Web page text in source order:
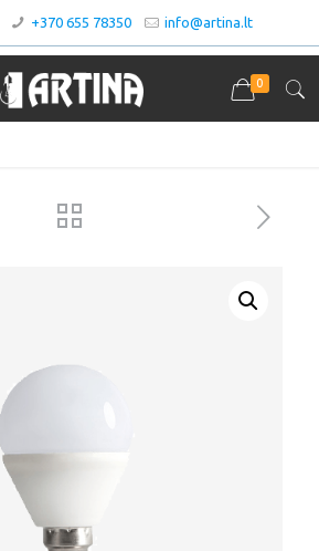
+370 655 78350 info@artina.lt
0
Asortimentas